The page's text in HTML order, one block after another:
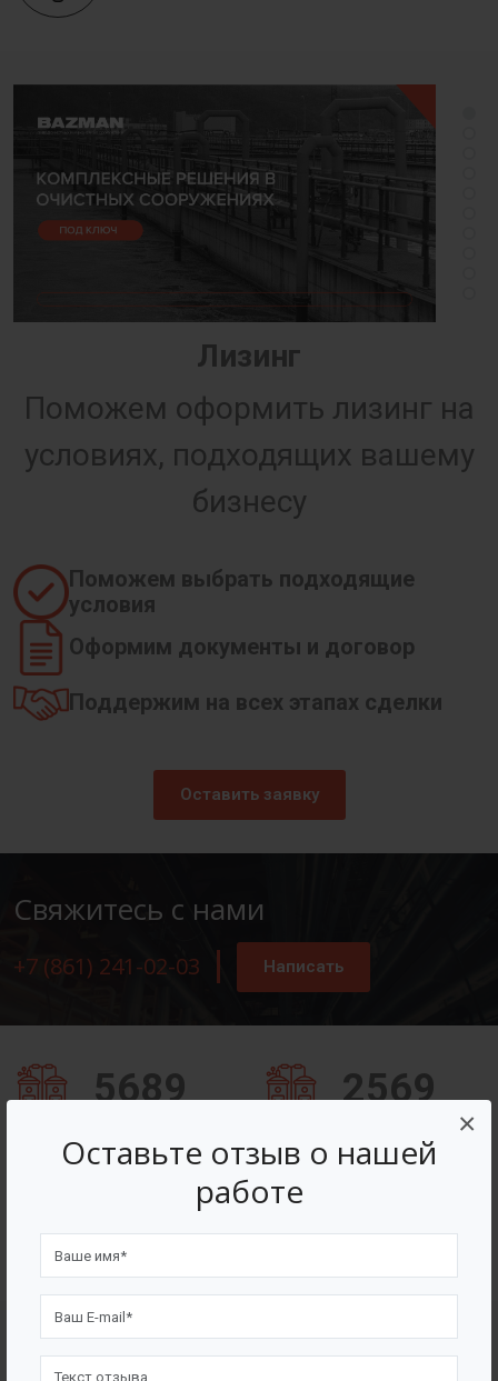
Оставьте отзыв о нашей
работе
×
Лизинг
Поможем оформить лизинг на
условиях, подходящих вашему
бизнесу
Поможем выбрать подходящие
условия
Оформим документы и договор
Поддержим на всех этапах сделки
Оставить заявку
Свяжитесь с нами
+7 (861) 241-02-03 Написать
5689 2569
Счастливых клиентов
Сертификаты